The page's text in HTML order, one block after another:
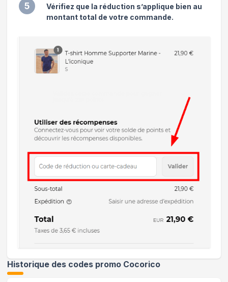
5
Vérifiez que la réduction s’applique bien au
montant total de votre commande.
Historique des codes promo Cocorico